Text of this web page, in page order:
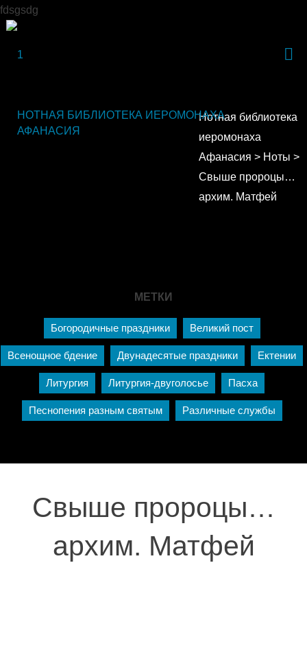
fdsgsdg
НОТНАЯ БИБЛИОТЕКА ИЕРОМОНАХА
АФАНАСИЯ
Нотная библиотека
иеромонаха
Афанасия > Ноты >
Свыше пророцы…
архим. Матфей
МЕТКИ
Богородичные праздники Великий пост
Всенощное бдение Двунадесятые праздники Ектении
Литургия Литургия-двуголосье Пасха
Песнопения разным святым Различные службы
Свыше пророцы…
архим. Матфей